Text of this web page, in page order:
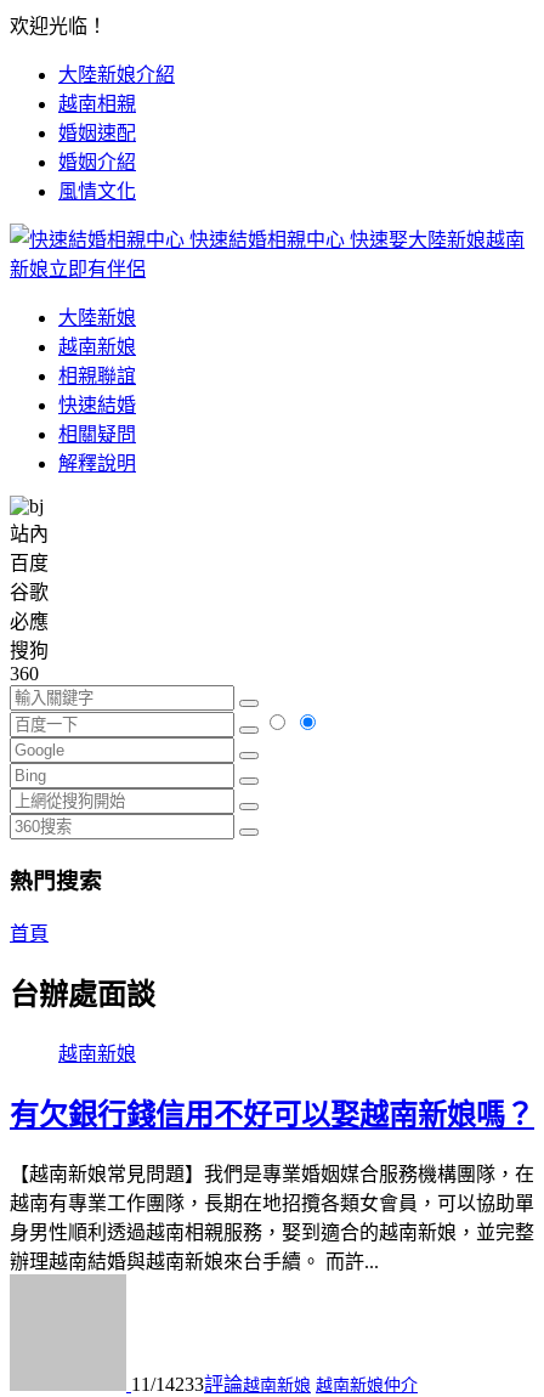
欢迎光临！
大陸新娘介紹
越南相親
婚姻速配
婚姻介紹
風情文化
快速結婚相親中心 快速娶大陸新娘越南
新娘立即有伴侶
大陸新娘
越南新娘
相親聯誼
快速結婚
相關疑問
解釋說明
站內
百度
谷歌
必應
搜狗
360
熱門搜索
首頁
台辦處面談
越南新娘
有欠銀行錢信用不好可以娶越南新娘嗎？
【越南新娘常見問題】我們是專業婚姻媒合服務機構團隊，在
越南有專業工作團隊，長期在地招攬各類女會員，可以協助單
身男性順利透過越南相親服務，娶到適合的越南新娘，並完整
辦理越南結婚與越南新娘來台手續。 而許...
11/14233評論越南新娘 越南新娘仲介